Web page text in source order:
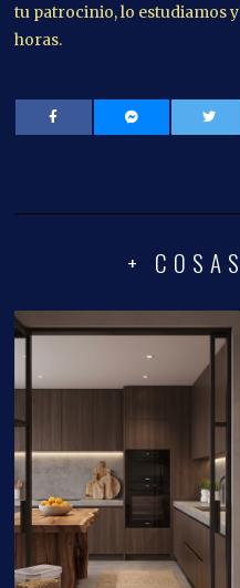
tu patrocinio, lo estudiamos
horas.
+